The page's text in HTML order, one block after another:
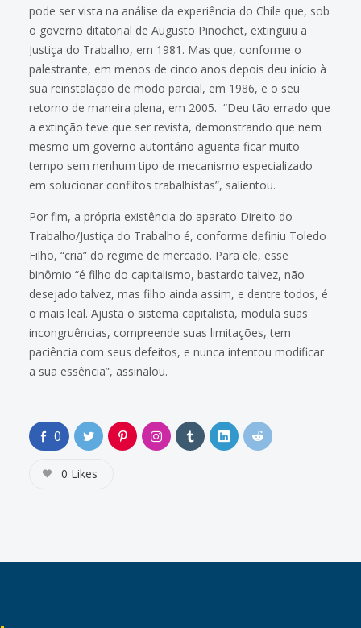
pode ser vista na análise da experiência do Chile que, sob
o governo ditatorial de Augusto Pinochet, extinguiu a
Justiça do Trabalho, em 1981. Mas que, conforme o
palestrante, em menos de cinco anos depois deu início à
sua reinstalação de modo parcial, em 1986, e o seu
retorno de maneira plena, em 2005. “Deu tão errado que
a extinção teve que ser revista, demonstrando que nem
mesmo um governo autoritário aguenta ficar muito
tempo sem nenhum tipo de mecanismo especializado
em solucionar conflitos trabalhistas”, salientou.
Por fim, a própria existência do aparato Direito do
Trabalho/Justiça do Trabalho é, conforme definiu Toledo
Filho, “cria” do regime de mercado. Para ele, esse
binômio “é filho do capitalismo, bastardo talvez, não
desejado talvez, mas filho ainda assim, e dentre todos, é
o mais leal. Ajusta o sistema capitalista, modula suas
incongruências, compreende suas limitações, tem
paciência com seus defeitos, e nunca intentou modificar
a sua essência”, assinalou.
0
0 Likes